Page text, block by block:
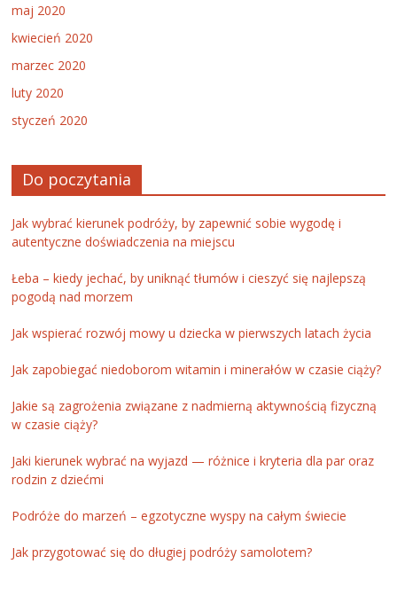
maj 2020
kwiecień 2020
marzec 2020
luty 2020
styczeń 2020
Do poczytania
Jak wybrać kierunek podróży, by zapewnić sobie wygodę i
autentyczne doświadczenia na miejscu
Łeba – kiedy jechać, by uniknąć tłumów i cieszyć się najlepszą
pogodą nad morzem
Jak wspierać rozwój mowy u dziecka w pierwszych latach życia
Jak zapobiegać niedoborom witamin i minerałów w czasie ciąży?
Jakie są zagrożenia związane z nadmierną aktywnością fizyczną
w czasie ciąży?
Jaki kierunek wybrać na wyjazd — różnice i kryteria dla par oraz
rodzin z dziećmi
Podróże do marzeń – egzotyczne wyspy na całym świecie
Jak przygotować się do długiej podróży samolotem?